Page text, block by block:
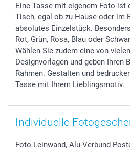
Geschenk-Gutscheine (PDF)
Partnerprogramme
Investor Relations
B2B smartbusiness
Widerrufsrecht
Hochzeit
Geburtstag
Geburt
Zu allen Anlässen
Zahlungsmöglichkeiten
Anmelden /Registrieren
Sitemap
Status der Bestellung
smartfriends
smartgarantie
Eine Tasse mit eigenem Foto ist
Tisch, egal ob zu Hause oder im
absolutes Einzelstück.
Rot, Grün, Rosa, Blau oder
Wählen Sie zudem eine von
Designvorlagen und geben Ihren
Rahmen. Gestalten und
Tasse mit Ihrem Lieblingsmotiv.
Individuelle
Foto-Leinwand, Alu-Verbund